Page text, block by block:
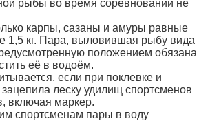
рыбы во время соревнований не
карпы, сазаны и амуры равные
кг. Пара, выловившая рыбу вида
положением обязана
её в водоём.
если при поклевке и
леску удилищ спортсменов
включая маркер.
спортсменам пары в воду